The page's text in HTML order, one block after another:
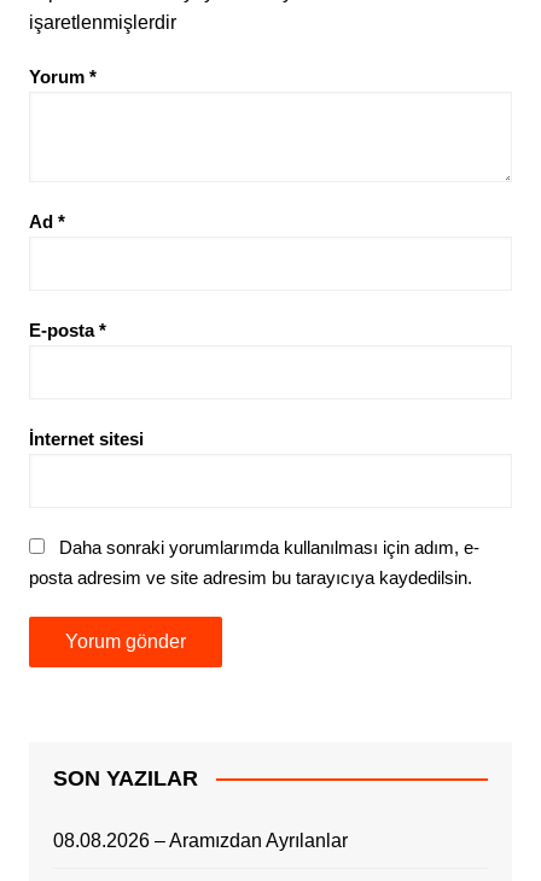
işaretlenmişlerdir
Yorum *
Ad *
E-posta*
İnternet sitesi
Daha sonraki yorumlarımda kullanılması için adım, e-
posta adresim ve site adresim bu tarayıcıya kaydedilsin.
SON YAZILAR
08.08.2026 – Aramızdan Ayrılanlar